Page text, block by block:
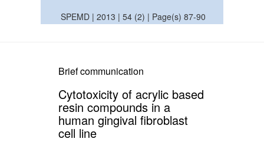
SPEMD | 2013 | 54 (2) | Page(s) 87-90
Brief communication
Cytotoxicity of acrylic based
resin compounds in a
human gingival fibroblast
cell line